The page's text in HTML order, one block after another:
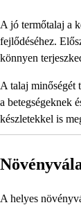
A jó termőtalaj a
fejlődéséhez.
könnyen
A talaj minőségét
a betegségeknek
készletekkel is
A helyes